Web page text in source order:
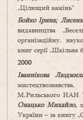
„Цілющий камінь”
Бойко Ірина;
видавництва
організаційну,
книг серії „Шкільна
2000
Іваннікова
М.Рильського НАН
Онацько Михайло,
України – за книгу